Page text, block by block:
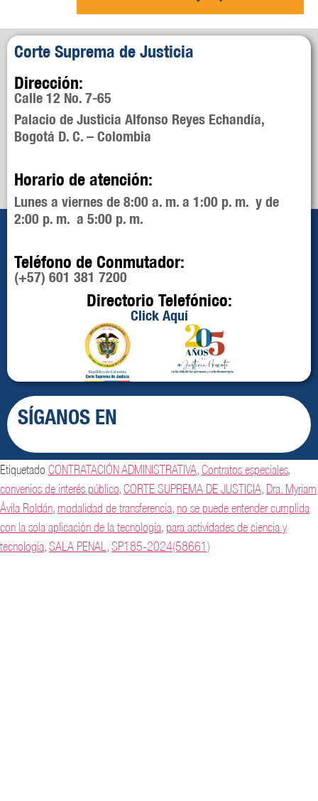
Corte Suprema de Justicia
Dirección:
Calle 12 No. 7-65
Palacio de Justicia Alfonso Reyes Echandía,
Bogotá D. C. – Colombia
Horario de atención:
Lunes a viernes de 8:00 a. m. a 1:00 p. m. y de
2:00 p. m. a 5:00 p. m.
Teléfono de Conmutador:
(+57) 601 381 7200
Directorio Telefónico:
Click Aquí
SÍGANOS EN
Etiquetado CONTRATACIÓN ADMINISTRATIVA,Contratos especiales,
convenios de interés público,CORTE SUPREMA DE JUSTICIA, Dra. Myriam
Ávila Roldán, modalidad de transferencia, no se puede entender cumplida
con la sola aplicación de la tecnología, para actividades de ciencia y
tecnología,SALA PENAL ,SP185-2024(58661)